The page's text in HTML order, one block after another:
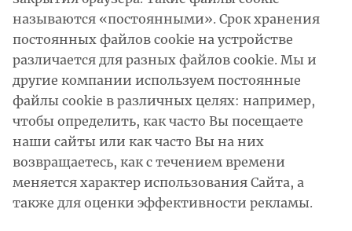
называются «постоянными». Срок хранения
постоянных файлов cookie на устройстве
различается для разных файлов cookie. Мы и
другие компании используем постоянные
файлы cookie в различных целях: например,
чтобы определить, как часто Вы посещаете
наши сайты или как часто Вы на них
возвращаетесь, как с течением времени
меняется характер использования Сайта, а
также для оценки эффективности рекламы.